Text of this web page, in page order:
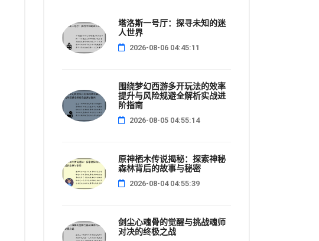
塔洛斯一号厅：探寻未知的迷
人世界
2026-08-06 04:45:11
围绕梦幻西游多开玩法的效率
提升与风险规避全解析实战进
阶指南
2026-08-05 04:55:14
原神栖木传说揭秘：探索神秘
森林背后的故事与秘密
2026-08-04 04:55:39
剑尘心魂骨的觉醒与挑战魂师
对决的终极之战